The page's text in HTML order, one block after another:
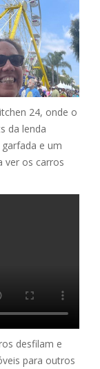
24, onde o
da lenda
e um
ver os carros
desfilam e
para outros